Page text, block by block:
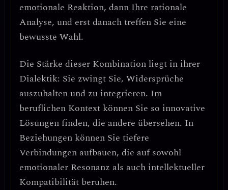
emotionale Reaktion, dann Ihre rationale
Analyse, und erst danach treffen Sie eine
bewusste Wahl.
Die Stärke dieser Kombination liegt in ihrer
Dialektik: Sie zwingt Sie, Widersprüche
auszuhalten und zu integrieren. Im
beruflichen Kontext können Sie so innovative
Lösungenfinden, die andere übersehen. In
Beziehungen können Sie tiefere
Verbindungen aufbauen, die auf sowohl
emotionaler Resonanz als auch intellektueller
Kompatibilität beruhen.